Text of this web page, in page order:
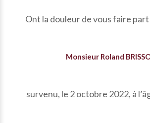
Ont la douleur de vous faire
Monsieur Roland
survenu, le 2 octobre 2022, à